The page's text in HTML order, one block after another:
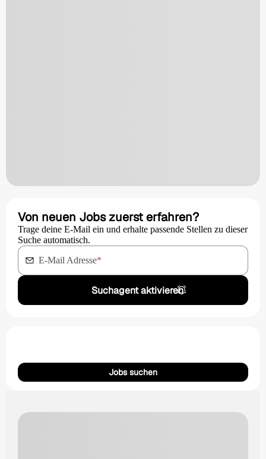
Von neuen Jobs zuerst erfahren?
Trage deine E-Mail ein und erhalte passende Stellen zu dieser
Suche automatisch.
E-Mail Adresse*
Suchagent aktivieren
Jobs suchen